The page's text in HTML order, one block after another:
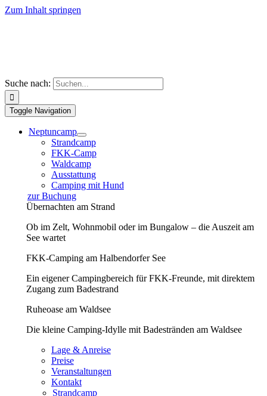
Zum Inhalt springen
Suche nach:
Toggle Navigation
Neptuncamp
Strandcamp
FKK-Camp
Waldcamp
Ausstattung
Camping mit Hund
zur Buchung
Übernachten am Strand
Ob im Zelt, Wohnmobil oder im Bungalow – die Auszeit am
See wartet
FKK-Camping am Halbendorfer See
Ein eigener Campingbereich für FKK-Freunde, mit direktem
Zugang zum Badestrand
Ruheoase am Waldsee
Die kleine Camping-Idylle mit Badestränden am Waldsee
Lage & Anreise
Preise
Veranstaltungen
Kontakt
Strandcamp